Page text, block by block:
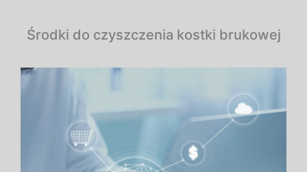
Środki do czyszczenia kostki brukowej